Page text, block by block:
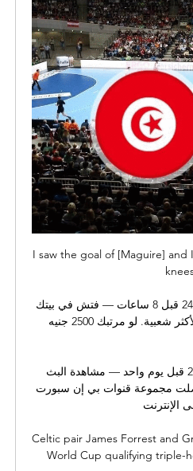
I saw the goal of [Maguire]
كأس أمم أفريقيا 2024 على الإنترنت ...
Celtic pair James Forrest and
World Cup qualifying triple-